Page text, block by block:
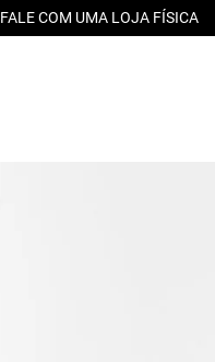
FALE COM UMA LOJA FÍSICA